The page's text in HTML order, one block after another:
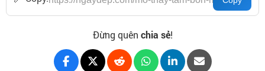
Đừng quên chia sẻ!